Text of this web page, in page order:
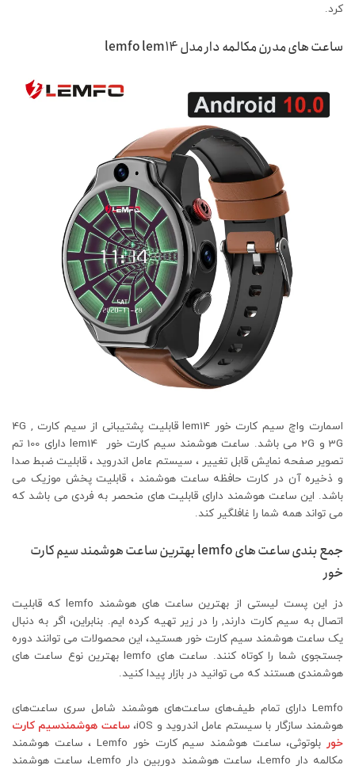
کرد.
ساعت های مدرن مکالمه دار مدل lemfo lem14
اسمارت واچ سیم کارت خور lem14 قابلیت پشتیبانی از سیم کارت 4G ,
3G و 2G می باشد. ساعت هوشمند سیم کارت خور lem14 دارای 100 تم
تصویر صفحه نمایش قابل تغییر ، سیستم عامل اندروید ، قابلیت ضبط صدا
و ذخیره آن در کارت حافظه ساعت هوشمند ، قابلیت پخش موزیک می
باشد. این ساعت هوشمند دارای قابلیت های منحصر به فردی می باشد که
می تواند همه شما را غافلگیر کند.
جمع بندی ساعت های lemfo بهترین ساعت هوشمند سیم کارت
خور
دز این پست لیستی از بهترین ساعت های هوشمند lemfo که قابلیت
اتصال به سیم کارت دارند, را در زیر تهیه کرده ایم. بنابراین، اگر به دنبال
یک ساعت هوشمند سیم کارت خور هستید، این محصولات می توانند دوره
جستجوی شما را کوتاه کنند. ساعت های lemfo بهترین نوع ساعت های
هوشمندی هستند که می توانید در بازار پیدا کنید.
Lemfo دارای تمام طیف‌های ساعت‌های هوشمند شامل سری ساعت‌های
هوشمند سازگار با سیستم عامل اندروید و iOS،
ساعت‌ هوشمندسیم کارت
خور
بلوتوثی، ساعت هوشمند سیم کارت خور Lemfo ، ساعت هوشمند
مکالمه دار Lemfo، ساعت هوشمند دوربین دار Lemfo، ساعت هوشمند